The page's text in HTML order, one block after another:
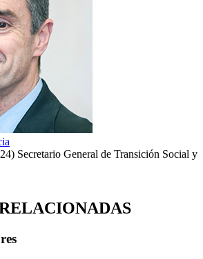
Secretario General de Transición Social y